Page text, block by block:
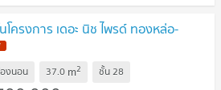
ครงการ เดอะ นิช ไพรด์ ทองหล่อ-
งนอน 37.0 m2 ชั้น28